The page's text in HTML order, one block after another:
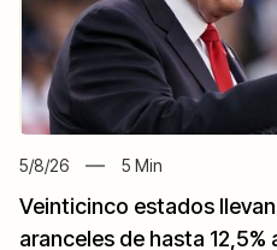
5/8/26 5 Min
Veinticinco estados
aranceles de hasta